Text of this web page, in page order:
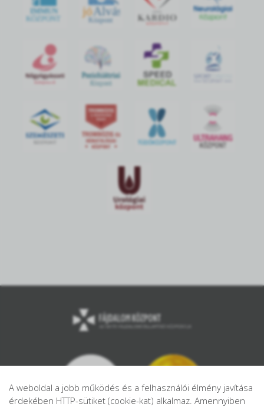
IMMUN
KÖZPONT
jó Alvás
Központ
A weboldal a jobb működés és a felhasználói élmény javítása
érdekében HTTP-sütiket (cookie-kat) alkalmaz. Amennyiben